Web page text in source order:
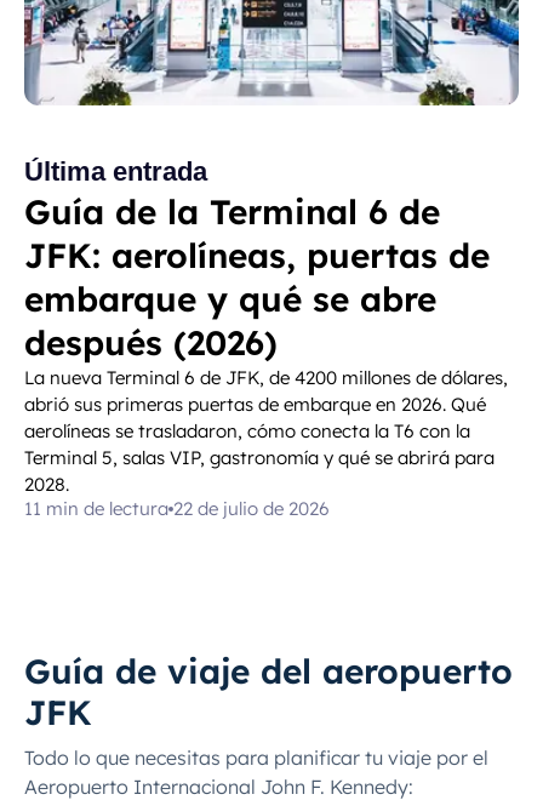
Última entrada
Guía de la Terminal 6 de
JFK: aerolíneas, puertas de
embarque y qué se abre
después (2026)
La nueva Terminal 6 de JFK, de 4200 millones de dólares,
abrió sus primeras puertas de embarque en 2026. Qué
aerolíneas se trasladaron, cómo conecta la T6 con la
Terminal 5, salas VIP, gastronomía y qué se abrirá para
2028.
11 min de lectura 22 de julio de 2026
Guía de viaje del aeropuerto
JFK
Todo lo que necesitas para planificar tu viaje por el
Aeropuerto Internacional John F. Kennedy: